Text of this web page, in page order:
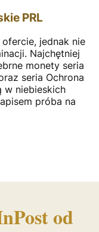
PRL
jednak nie
Najchętniej
monety seria
seria Ochrona
w niebieskich
próba na
od